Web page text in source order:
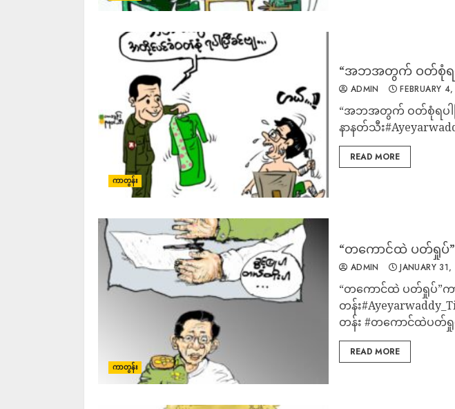
ကာတွန်း
“အဘအတွက် ဝတ်စုံရပ
ADMIN FEBRUARY
“အဘအတွက် ဝတ်စုံရပါပ
နာနတ်သီး
READ MORE
ကာတွန်း
“တကောင်ထဲ ပတ်ရှုပ်”
ADMIN JANUARY
“တကောင်ထဲ ပတ်ရှုပ်”
တန်း
တန်း #တကောင်ထဲပတ်
READ MORE